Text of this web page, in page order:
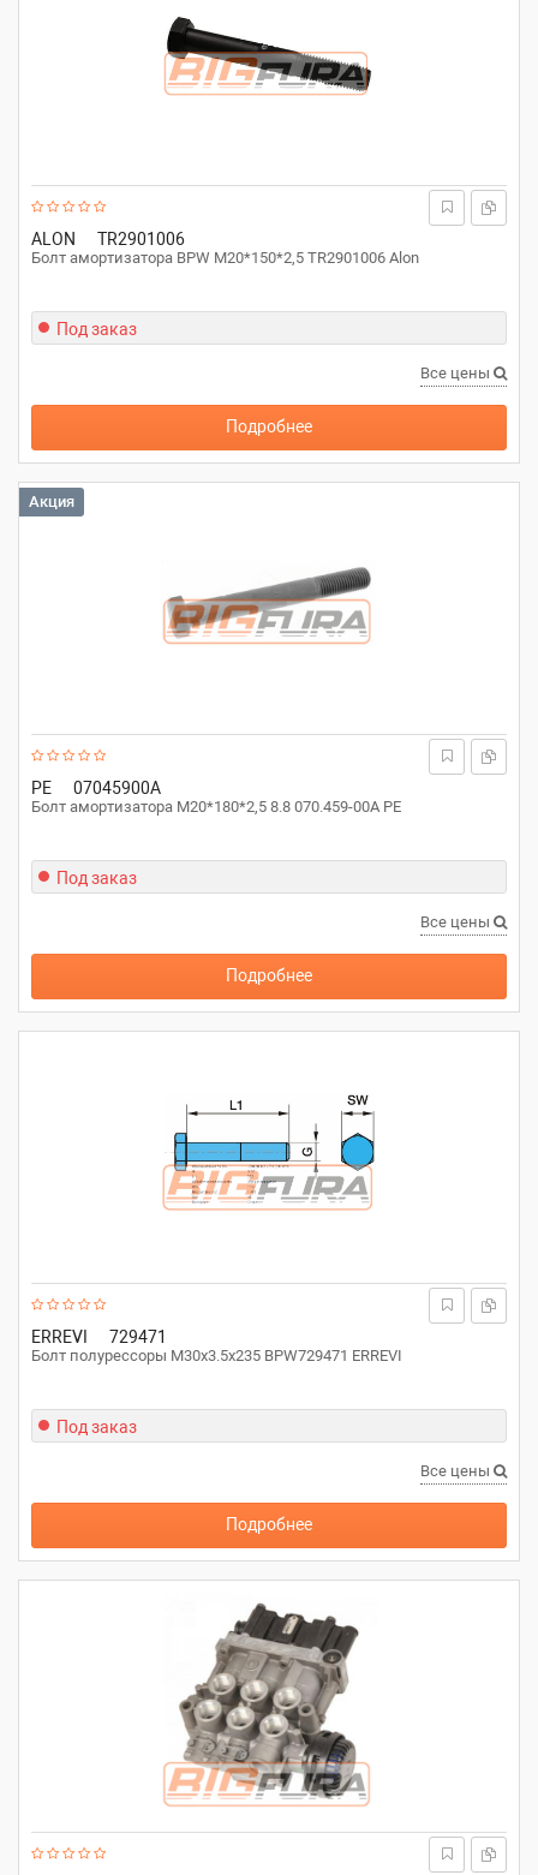
ALON TR2901006
Болт амортизатора BPW M20*150*2,5 TR2901006 Alon
Под заказ
Все цены
Подробнее
PE 07045900A
Болт амортизатора M20*180*2,5 8.8 070.459-00A PE
Акция
Под заказ
Все цены
Подробнее
ERREVI 729471
Болт полурессоры M30x3.5x235 BPW729471 ERREVI
Под заказ
Все цены
Подробнее